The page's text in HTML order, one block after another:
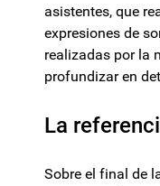
asistentes, que
expresiones de
realizadas por la
profundizar en
La
Sobre el final de